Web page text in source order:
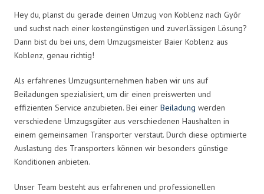
Hey du, planst du gerade deinen Umzug von Koblenz nach Győr
und suchst nach einer kostengünstigen und zuverlässigen Lösung?
Dann bist du bei uns, dem Umzugsmeister Baier Koblenz aus
Koblenz, genau richtig!
Als erfahrenes Umzugsunternehmen haben wir uns auf
Beiladungen spezialisiert, um dir einen preiswerten und
effizienten Service anzubieten. Bei einer Beiladung werden
verschiedene Umzugsgüter aus verschiedenen Haushalten in
einem gemeinsamen Transporter verstaut. Durch diese optimierte
Auslastung des Transporters können wir besonders günstige
Konditionen anbieten.
Unser Team besteht aus erfahrenen und professionellen